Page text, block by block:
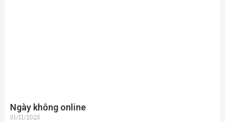
Ngày không online
01/11/2025